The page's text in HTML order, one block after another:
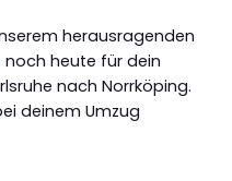
herausragenden
noch heute für dein
nach Norrköping.
deinem Umzug